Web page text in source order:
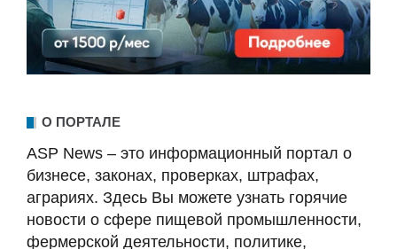
О ПОРТАЛЕ
ASP News – это информационный портал о
бизнесе, законах, проверках, штрафах,
аграриях. Здесь Вы можете узнать горячие
новости о сфере пищевой промышленности,
фермерской деятельности, политике,